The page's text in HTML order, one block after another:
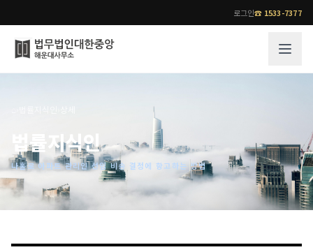
로그인☎ 1533-7377
오시는 길
통합검색
기업 인사이트
사례분석/최신동향
법률지식인
법률지식인
나홀로 아파트 관리인 선임 비송 결정에 항고하는 방법